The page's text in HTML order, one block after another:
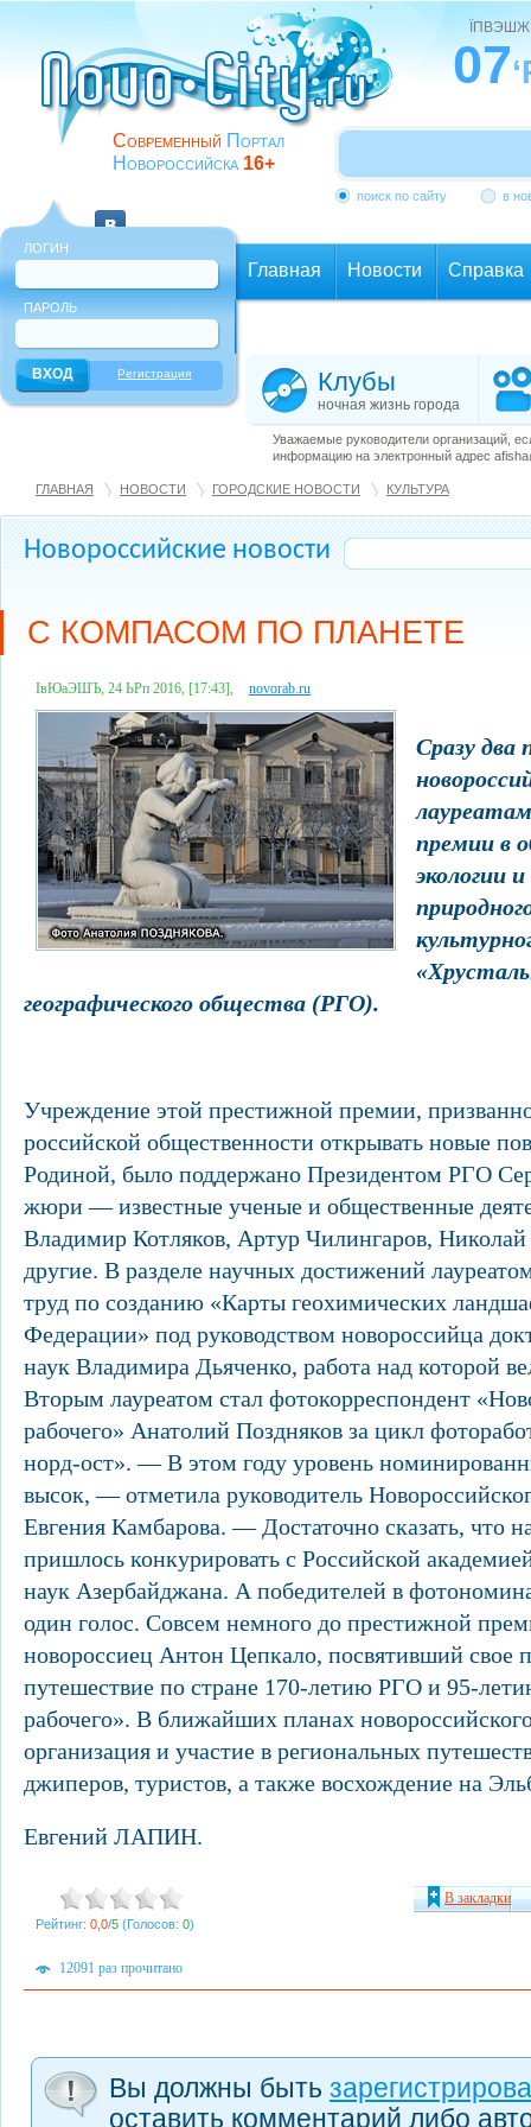
Современный Портал
Новороссийска 16+
07
поиск по сайту в
ЛОГИН
ПАРОЛЬ
Регистрация
Главная Новости Справка
Клубы
ночная жизнь города
Уважаемые руководители организаций,
информацию на электронный адрес
ГЛАВНАЯ НОВОСТИ ГОРОДСКИЕ НОВОСТИ КУЛЬТУРА
Новороссийские новости
С КОМПАСОМ ПО ПЛАНЕТЕ
ІвЮаЭШЪ, 24 ЬРп 2016, [17:43], novorab.ru
Сразу два
премии в
экологии
географического общества (РГО).
Учреждение этой престижной премии,
российской общественности открывать новые
Родиной, было поддержано Президентом РГО
жюри — известные ученые и общественные
Владимир Котляков, Артур Чилингаров,
другие. В разделе научных достижений
труд по созданию «Карты геохимических
Федерации» под руководством новороссийца
наук Владимира Дьяченко, работа над которой
Вторым лауреатом стал фотокорреспондент
рабочего» Анатолий Поздняков за цикл
норд-ост». — В этом году уровень
высок, — отметила руководитель
Евгения Камбарова. — Достаточно сказать, что
пришлось конкурировать с Российской
наук Азербайджана. А победителей в
один голос. Совсем немного до престижной
новороссиец Антон Цепкало, посвятивший свое
путешествие по стране 170-летию РГО и 95-
рабочего». В ближайших планах
организация и участие в региональных
джиперов, туристов, а также восхождение на
Евгений ЛАПИН.
Рейтинг: 0,0/5 (Голосов: 0)
В закладки
12091 раз прочитано
Вы должны быть
оставить комментарий либо